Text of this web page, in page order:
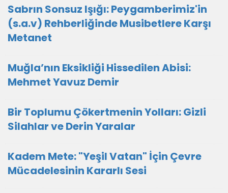
Sabrın Sonsuz Işığı: Peygamberimiz'in
(s.a.v) Rehberliğinde Musibetlere Karşı
Metanet
Muğla’nın Eksikliği Hissedilen Abisi:
Mehmet Yavuz Demir
Bir Toplumu Çökertmenin Yolları: Gizli
Silahlar ve Derin Yaralar
Kadem Mete: "Yeşil Vatan" İçin Çevre
Mücadelesinin Kararlı Sesi